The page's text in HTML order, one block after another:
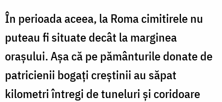
În perioada aceea, la Roma cimitirele nu
puteau fi situate decât la marginea
oraşului. Aşa că pe pământurile donate de
patricienii bogaţi creştinii au săpat
kilometri întregi de tuneluri şi coridoare